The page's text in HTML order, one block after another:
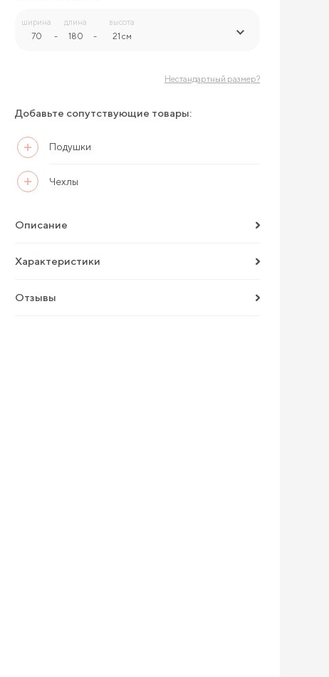
ширина
70 -
длина
180 -
высота
21 см
Нестандартный размер?
Добавьте сопутствующие товары:
Подушки
Чехлы
Описание
Характеристики
Отзывы